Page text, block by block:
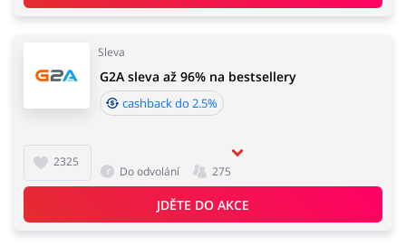
Sleva
2325
G2A sleva až 96% na bestsellery
cashback do 2.5%
Do odvolání 275
JDĚTE DO AKCE